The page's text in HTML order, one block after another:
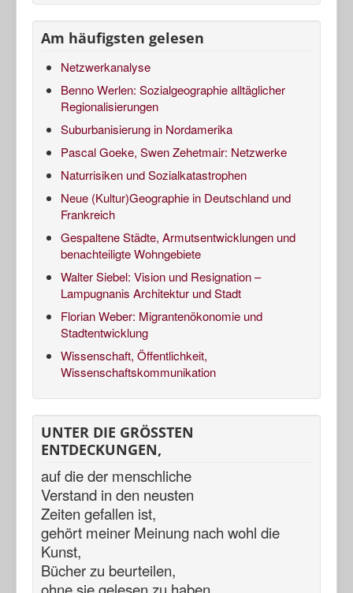
Am häufigsten gelesen
Netzwerkanalyse
Benno Werlen: Sozialgeographie alltäglicher
Regionalisierungen
Suburbanisierung in Nordamerika
Pascal Goeke, Swen Zehetmair: Netzwerke
Naturrisiken und Sozialkatastrophen
Neue (Kultur)Geographie in Deutschland und
Frankreich
Gespaltene Städte, Armutsentwicklungen und
benachteiligte Wohngebiete
Walter Siebel: Vision und Resignation –
Lampugnanis Architektur und Stadt
Florian Weber: Migrantenökonomie und
Stadtentwicklung
Wissenschaft, Öffentlichkeit,
Wissenschaftskommunikation
UNTER DIE GRÖSSTEN
ENTDECKUNGEN,
auf die der menschliche
Verstand in den neusten
Zeiten gefallen ist,
gehört meiner Meinung nach wohl die
Kunst,
Bücher zu beurteilen,